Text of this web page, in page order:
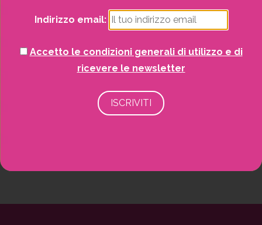
Piscine e idro
Recinzioni
Indirizzo email:
Accetto le condizioni generali di utilizzo e di
ricevere le newsletter